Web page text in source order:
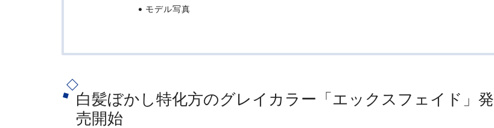
モデル写真
白髪ぼかし特化方のグレイカラー「エックスフェイド」発
売開始